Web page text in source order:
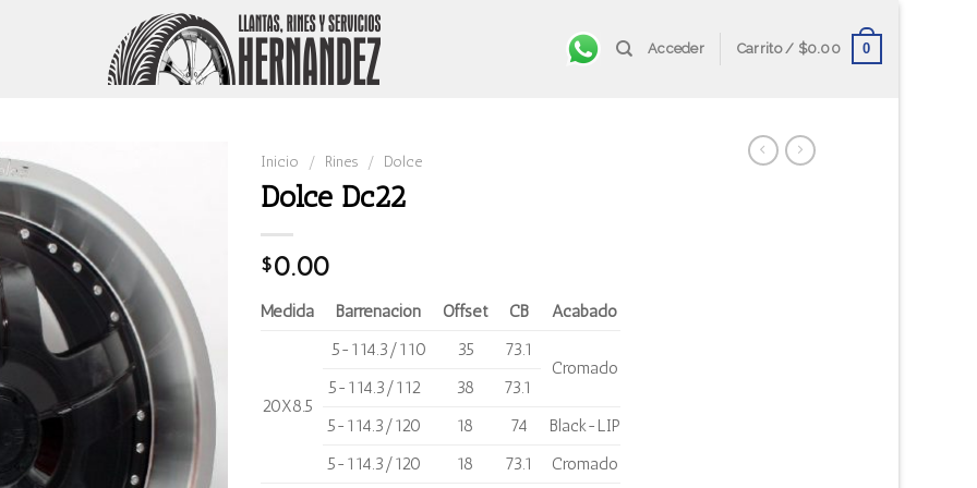
Acceder Carrito / $0.00 0
Inicio / Rines / Dolce
Dolce Dc22
$0.00
Medida Barrenación Offset CB Acabado
20X8.5
5-114.3/110 35
73.1
Cromado
5-114.3/112
38
73.1
5-114.3/120
18 74
Black-LIP
5-114.3/120
18 73.1 Cromado